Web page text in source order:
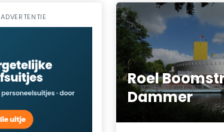
ADVERTENTIE
Roel
Dammer